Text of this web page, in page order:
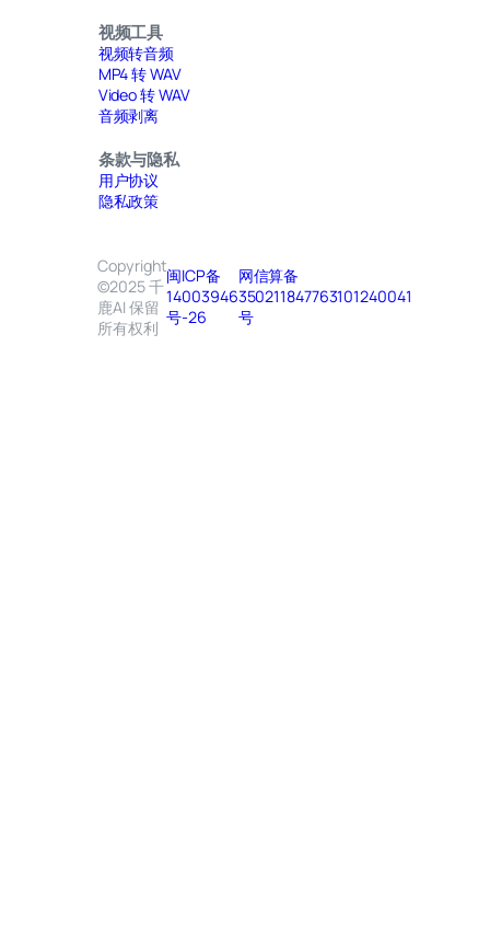
视频工具
视频转音频
MP4 转 WAV
Video 转 WAV
音频剥离
条款与隐私
用户协议
隐私政策
Copyright
©2025 千
鹿AI 保留
所有权利
闽ICP备
14003946
号-26
网信算备
350211847763101240041
号